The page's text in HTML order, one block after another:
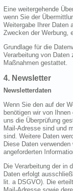
Eine weitergehende
wenn Sie der
Weitergabe Ihrer Daten
Zwecken der Werbung,
Grundlage für die
Verarbeitung von Daten
Maßnahmen gestattet.
4. Newsletter
Newsletterdaten
Wenn Sie den auf der
benötigen wir von
uns die Überprüfung
Mail-Adresse sind und
sind. Weitere Daten
Diese Daten
angeforderten
Die Verarbeitung der in
Daten erfolgt
lit. a DSGVO). Die